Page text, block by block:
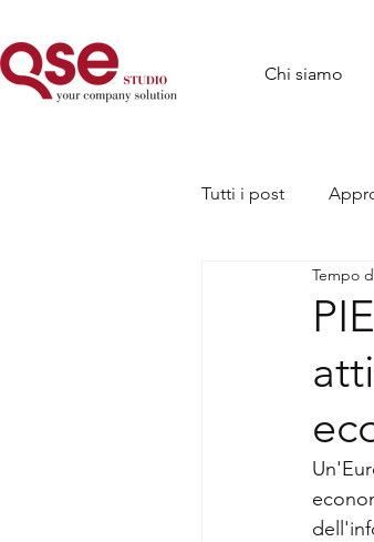
Chi siamo
Tutti i post
Tempo